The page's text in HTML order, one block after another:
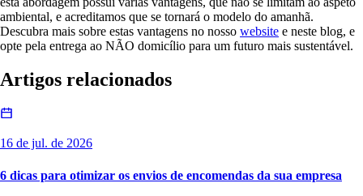
ambiental, e acreditamos que se tornará o modelo do amanhã.
Descubra mais sobre estas vantagens no nosso website e neste blog, e
opte pela entrega ao NÃO domicílio para um futuro mais sustentável.
Artigos relacionados
16 de jul. de 2026
6 dicas para otimizar os envios de encomendas da sua empresa